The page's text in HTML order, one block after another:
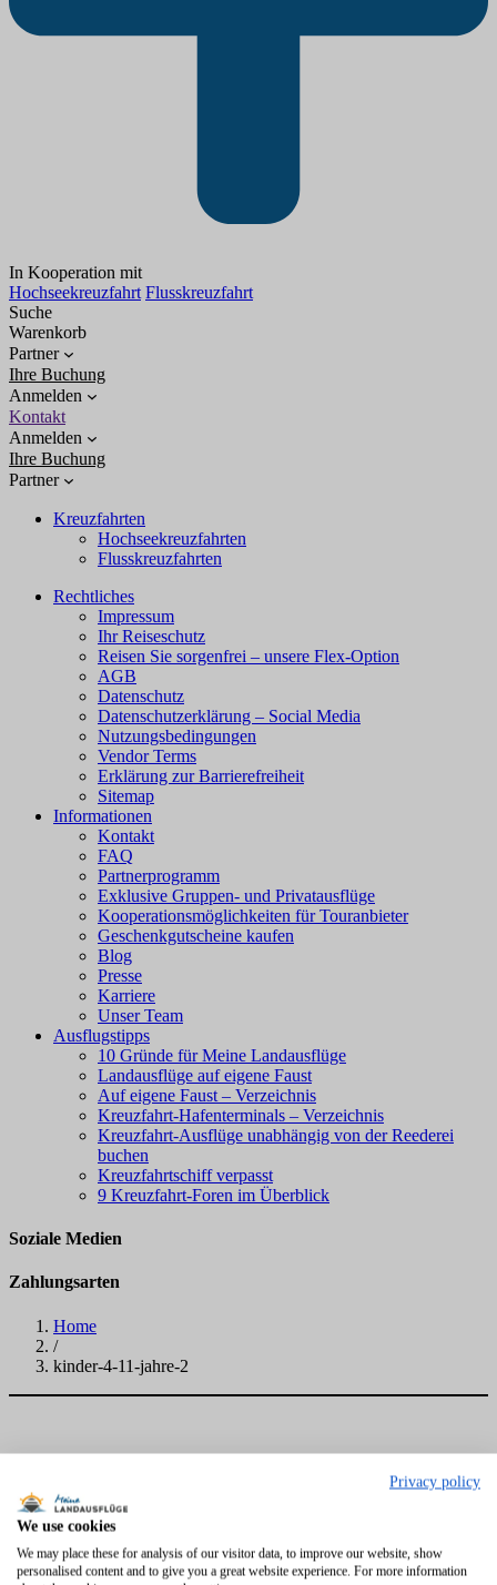
In Kooperation mit
Hochseekreuzfahrt Flusskreuzfahrt
Suche
Warenkorb
Partner
Ihre Buchung
Anmelden
Kontakt
Anmelden
Ihre Buchung
Partner
Kreuzfahrten
Hochseekreuzfahrten
Flusskreuzfahrten
Rechtliches
Impressum
Ihr Reiseschutz
Reisen Sie sorgenfrei – unsere Flex-Option
AGB
Datenschutz
Datenschutzerklärung – Social Media
Nutzungsbedingungen
Vendor Terms
Erklärung zur Barrierefreiheit
Sitemap
Informationen
Kontakt
FAQ
Partnerprogramm
Exklusive Gruppen- und Privatausflüge
Kooperationsmöglichkeiten für Touranbieter
Geschenkgutscheine kaufen
Blog
Presse
Karriere
Unser Team
Ausflugstipps
10 Gründe für Meine Landausflüge
Landausflüge auf eigene Faust
Auf eigene Faust – Verzeichnis
Kreuzfahrt-Hafenterminals – Verzeichnis
Kreuzfahrt-Ausflüge unabhängig von der Reederei
buchen
Kreuzfahrtschiff verpasst
9 Kreuzfahrt-Foren im Überblick
Soziale Medien
Zahlungsarten
Home
/
kinder-4-11-jahre-2
Privacy policy
We use cookies
We may place these for analysis of our visitor data, to improve our website, show
personalised content and to give you a great website experience. For more information